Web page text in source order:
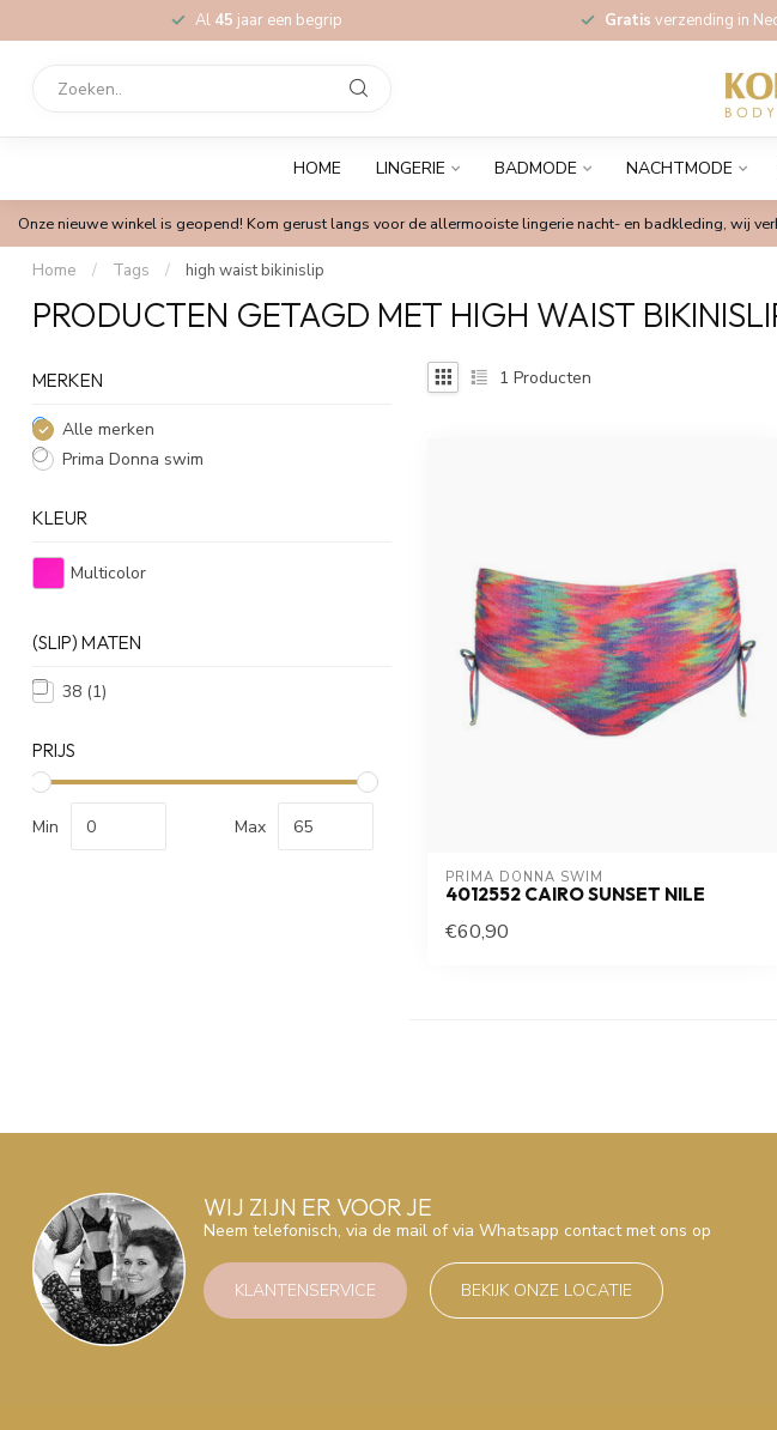
Al 45 jaar een begrip Gratis verzending in
HOME LINGERIE BADMODE NACHTMODE
Onze nieuwe winkel is geopend! Kom gerust langs voor de allermooiste lingerie nacht- en badkleding, wij
Home / Tags / high waist bikinislip
PRODUCTEN GETAGD MET HIGH WAIST
MERKEN
Alle merken
Prima Donna swim
KLEUR
Multicolor
(SLIP) MATEN
38 (1)
PRIJS
Min Max
1 Producten
PRIMA DONNA SWIM
4012552 CAIRO SUNSET NILE
€60,90
WIJ ZIJN ER VOOR JE
Neem telefonisch, via de mail of via Whatsapp contact met ons op
KLANTENSERVICE BEKIJK ONZE LOCATIE